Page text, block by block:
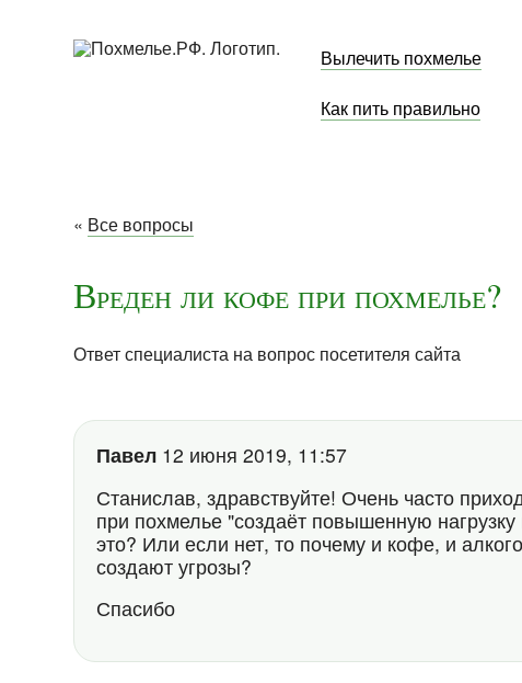
Вылечить похмелье
Как пить правильно
« Все вопросы
Вреден ли кофе при похмелье?
Ответ специалиста на вопрос посетителя сайта
Павел 12 июня 2019, 11:57
Станислав, здравствуйте! Очень часто
при похмелье "создаёт повышенную
это? Или если нет, то почему и кофе, и
создают угрозы?
Спасибо